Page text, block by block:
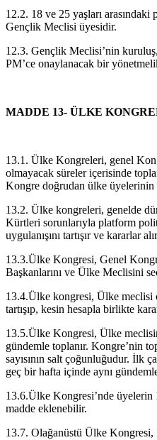
12.2. 18 ve 25 yaşları arasındaki
Gençlik Meclisi üyesidir.
12.3. Gençlik Meclisi’nin
PM’ce onaylanacak bir
MADDE 13- ÜLKE
13.1. Ülke Kongreleri, genel
olmayacak süreler içerisinde
Kongre doğrudan ülke üyelerinin
13.2. Ülke kongreleri, genelde
Kürtleri sorunlarıyla platform
uygulanışını tartışır ve kararlar
13.3.Ülke Kongresi, Genel
Başkanlarını ve Ülke Meclisini
13.4.Ülke kongresi, Ülke meclisi
tartışıp, kesin hesapla birlikte
13.5.Ülke Kongresi, Ülke
gündemle toplanır. Kongre’nin
sayısının salt çoğunluğudur. İlk
geç bir hafta içinde aynı
13.6.Ülke Kongresi’nde
madde eklenebilir.
13.7. Olağanüstü Ülke